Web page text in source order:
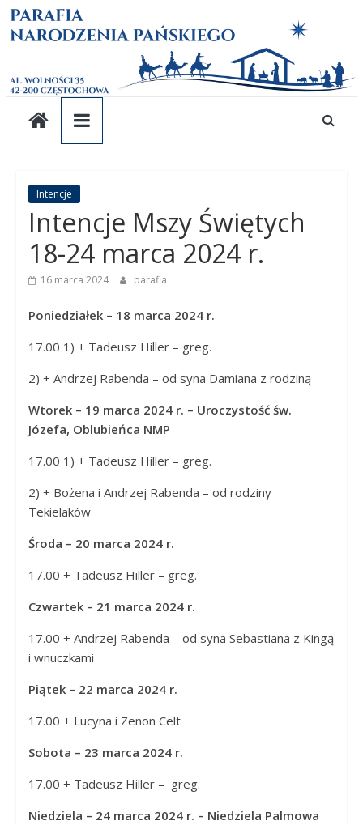
Skip
toParafia
pw.
Narodzenia
Parafia
pw.
Narodzenia
Pańskiego
Intencje
Intencje Mszy Świętych
18-24 marca 2024 r.
16 marca 2024 parafia
Poniedziałek – 18 marca 2024 r.
17.00 1) + Tadeusz Hiller – greg.
2) + Andrzej Rabenda – od syna Damiana z rodziną
Wtorek – 19 marca 2024 r. – Uroczystość św.
Józefa, Oblubieńca NMP
17.00 1) + Tadeusz Hiller – greg.
2) + Bożena i Andrzej Rabenda – od rodziny
Tekielaków
Środa – 20 marca 2024 r.
17.00 + Tadeusz Hiller – greg.
Czwartek – 21 marca 2024 r.
17.00 + Andrzej Rabenda – od syna Sebastiana z Kingą
i wnuczkami
Piątek – 22 marca 2024 r.
17.00 + Lucyna i Zenon Celt
Sobota – 23 marca 2024 r.
17.00 + Tadeusz Hiller – greg.
Niedziela – 24 marca 2024 r. – Niedziela Palmowa